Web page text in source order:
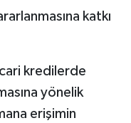
katkı
kredilerde
yönelik
erişimin